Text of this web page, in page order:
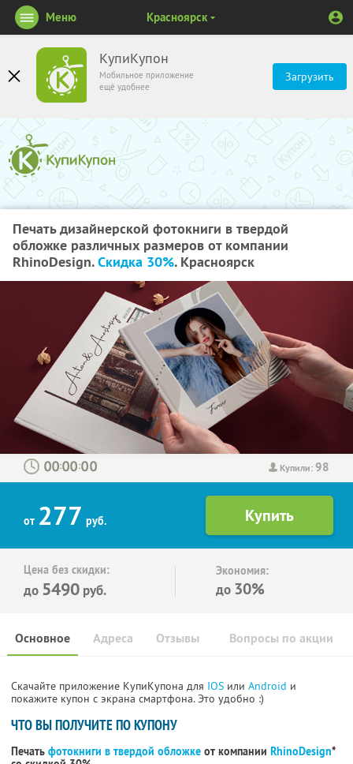
КупиКупон
Мобильное приложение
ещё удобнее
Загрузить
Меню Красноярск
Печать дизайнерской фотокниги в твердой
обложке различных размеров от компании
RhinoDesign.Скидка 30%. Красноярск
Купили:98
: :
от 277 руб.
Цена без скидки:
до 5490 руб.
Экономия:
до 30%
Основное Отзывы Вопросы по акции
Адреса
Скачайте приложение КупиКупона для IOS или Android и
покажите купон с экрана смартфона. Это удобно :)
ЧТО ВЫ ПОЛУЧИТЕ ПО КУПОНУ
Печать фотокниги в твердой обложке от компании RhinoDesign*